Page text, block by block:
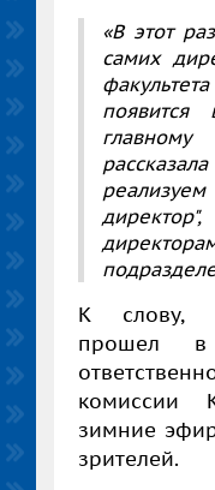
«В этот
самих
появится
реализуем
К слову,
прошел
комиссии
зимние
зрителей.